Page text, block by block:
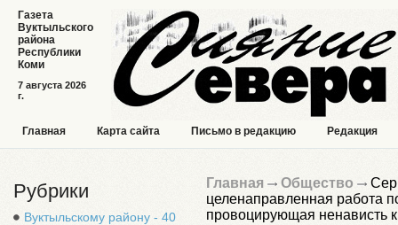
7 августа 2026
г.
Газета
Вуктыльского
района
Республики
Коми
Главная Карта сайта Письмо в редакцию Редакция
Рубрики
Вуктыльскому району - 40
Главная Общество
целенаправленная работа
провоцирующая ненависть